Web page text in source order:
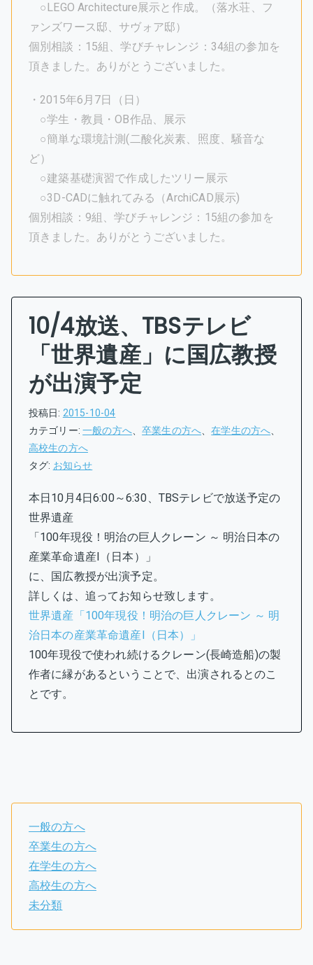
○LEGO Architecture展示と作成。（落水荘、フ
ァンズワース邸、サヴォア邸）
個別相談：15組、学びチャレンジ：34組の参加を
頂きました。ありがとうございました。
・2015年6月7日（日）
○学生・教員・OB作品、展示
○簡単な環境計測(二酸化炭素、照度、騒音な
ど）
○建築基礎演習で作成したツリー展示
○3D-CADに触れてみる（ArchiCAD展示)
個別相談：9組、学びチャレンジ：15組の参加を
頂きました。ありがとうございました。
10/4放送、TBSテレビ
「世界遺産」に国広教授
が出演予定
投稿日: 2015-10-04
カテゴリー:一般の方へ、卒業生の方へ、在学生の方へ、
高校生の方へ
タグ: お知らせ
本日10月4日6:00～6:30、TBSテレビで放送予定の
世界遺産
「100年現役！明治の巨人クレーン ～ 明治日本の
産業革命遺産I（日本）」
に、国広教授が出演予定。
詳しくは、追ってお知らせ致します。
世界遺産「100年現役！明治の巨人クレーン ～ 明
治日本の産業革命遺産I（日本）」
100年現役で使われ続けるクレーン(長崎造船)の製
作者に縁があるということで、出演されるとのこ
とです。
一般の方へ
卒業生の方へ
在学生の方へ
高校生の方へ
未分類